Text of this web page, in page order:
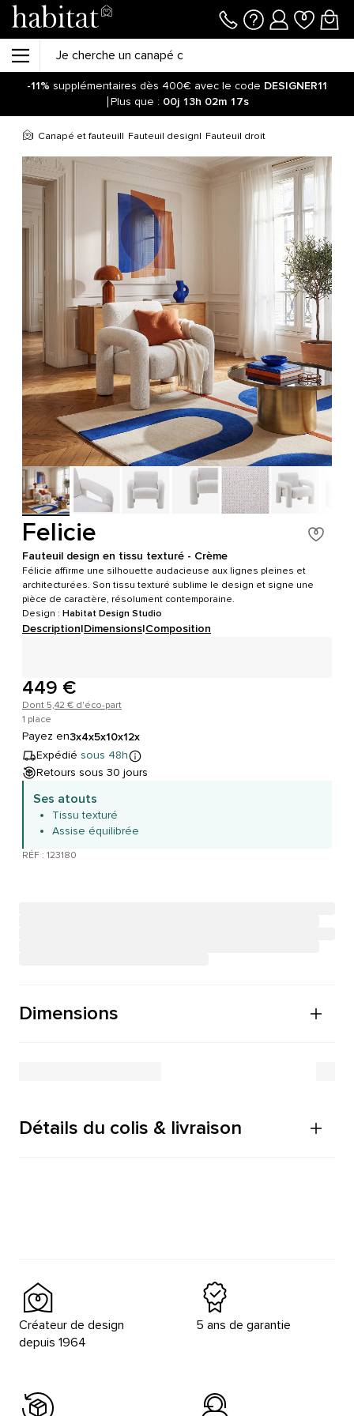
-11% supplémentaires dès 400€ avec le code DESIGNER11
Plus que : 00j 13h 02m 16s
Canapé et fauteuil Fauteuil design Fauteuil droit
Felicie
Fauteuil design en tissu texturé - Crème
Félicie affirme une silhouette audacieuse aux lignes pleines et
architecturées. Son tissu texturé sublime le design et signe une
pièce de caractère, résolument contemporaine.
Design : Habitat Design Studio
Description|Dimensions|Composition
449 €
Dont 5,42 € d'éco-part
1 place
Payez en3x4x5x10x12x
Expédié sous 48h
Retours sous 30 jours
Ses atouts
Tissu texturé
Assise équilibrée
RÉF : 123180
Dimensions
Détails du colis & livraison
Créateur de design
depuis 1964
5 ans de garantie